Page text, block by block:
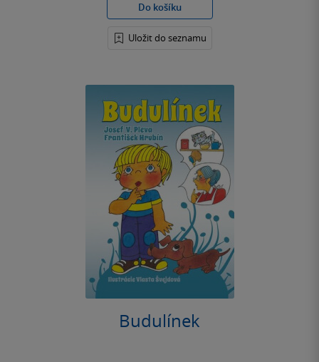
Do košíku
Uložit do seznamu
Budulínek